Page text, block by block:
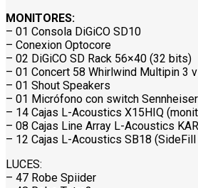
MONITORES:
– 01 Consola DiGiCO SD10
– Conexion Optocore
– 02 DiGiCO SD Rack 56×40 (32 bits)
– 01 Concert 58 Whirlwind Multipin 3
– 01 Shout Speakers
– 01 Micrófono con switch
– 14 Cajas L-Acoustics X15HIQ
– 08 Cajas Line Array L-Acoustics
– 12 Cajas L-Acoustics SB18 (SideFill
LUCES:
– 47 Robe Spiider